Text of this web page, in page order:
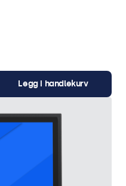
Legg i handlekurv